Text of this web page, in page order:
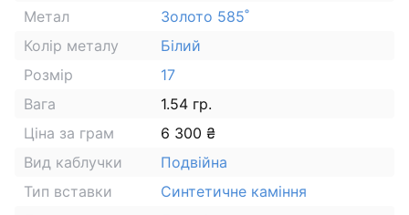
Метал
Золото 585˚
Колір металу
Білий
Розмір
17
Вага
1.54 гр.
Ціна за грам
6 300 ₴
Вид каблучки
Подвійна
Тип вставки
Синтетичне каміння